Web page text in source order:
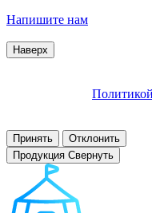
Напишите нам
Наверх
Принять
Отклонить
Продукция Свернуть